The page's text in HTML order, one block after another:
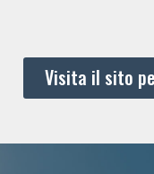
Visita il sito